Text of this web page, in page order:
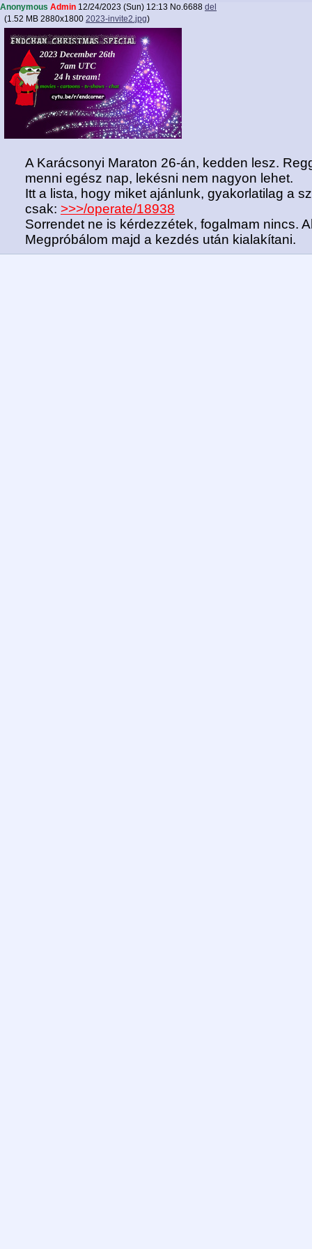
Anonymous Admin 12/24/2023 (Sun) 12:13 No.6688 del
(1.52 MB 2880x1800 2023-invite2.jpg)
A Karácsonyi Maraton 26-án, kedden lesz.
menni egész nap, lekésni nem nagyon lehet.
Itt a lista, hogy miket ajánlunk, gyakorlatilag a
csak: >>>/operate/18938
Sorrendet ne is kérdezzétek, fogalmam nincs.
Megpróbálom majd a kezdés után kialakítani.